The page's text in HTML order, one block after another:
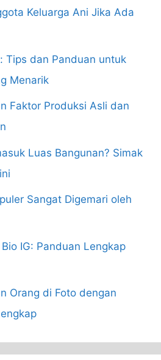
Keluarga Ani Jika Ada
Tips dan Panduan untuk
Menarik
Faktor Produksi Asli dan
Luas Bangunan? Simak
Sangat Digemari oleh
IG: Panduan Lengkap
Orang di Foto dengan